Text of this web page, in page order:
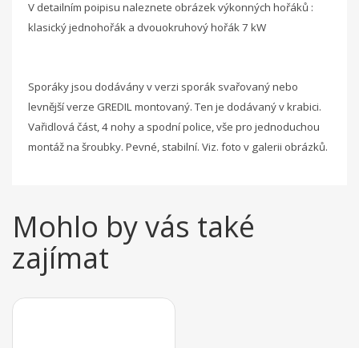
V detailním poipisu naleznete obrázek výkonných hořáků :
klasický jednohořák a dvouokruhový hořák 7 kW
Sporáky jsou dodávány v verzi sporák svařovaný nebo
levnější verze GREDIL montovaný. Ten je dodávaný v krabici.
Vařidlová část, 4 nohy a spodní police, vše pro jednoduchou
montáž na šroubky. Pevné, stabilní. Viz. foto v galerii obrázků.
Mohlo by vás také
zajímat